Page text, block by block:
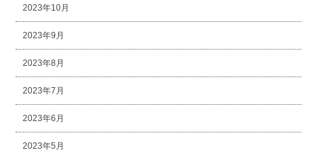
2023年10月
2023年9月
2023年8月
2023年7月
2023年6月
2023年5月